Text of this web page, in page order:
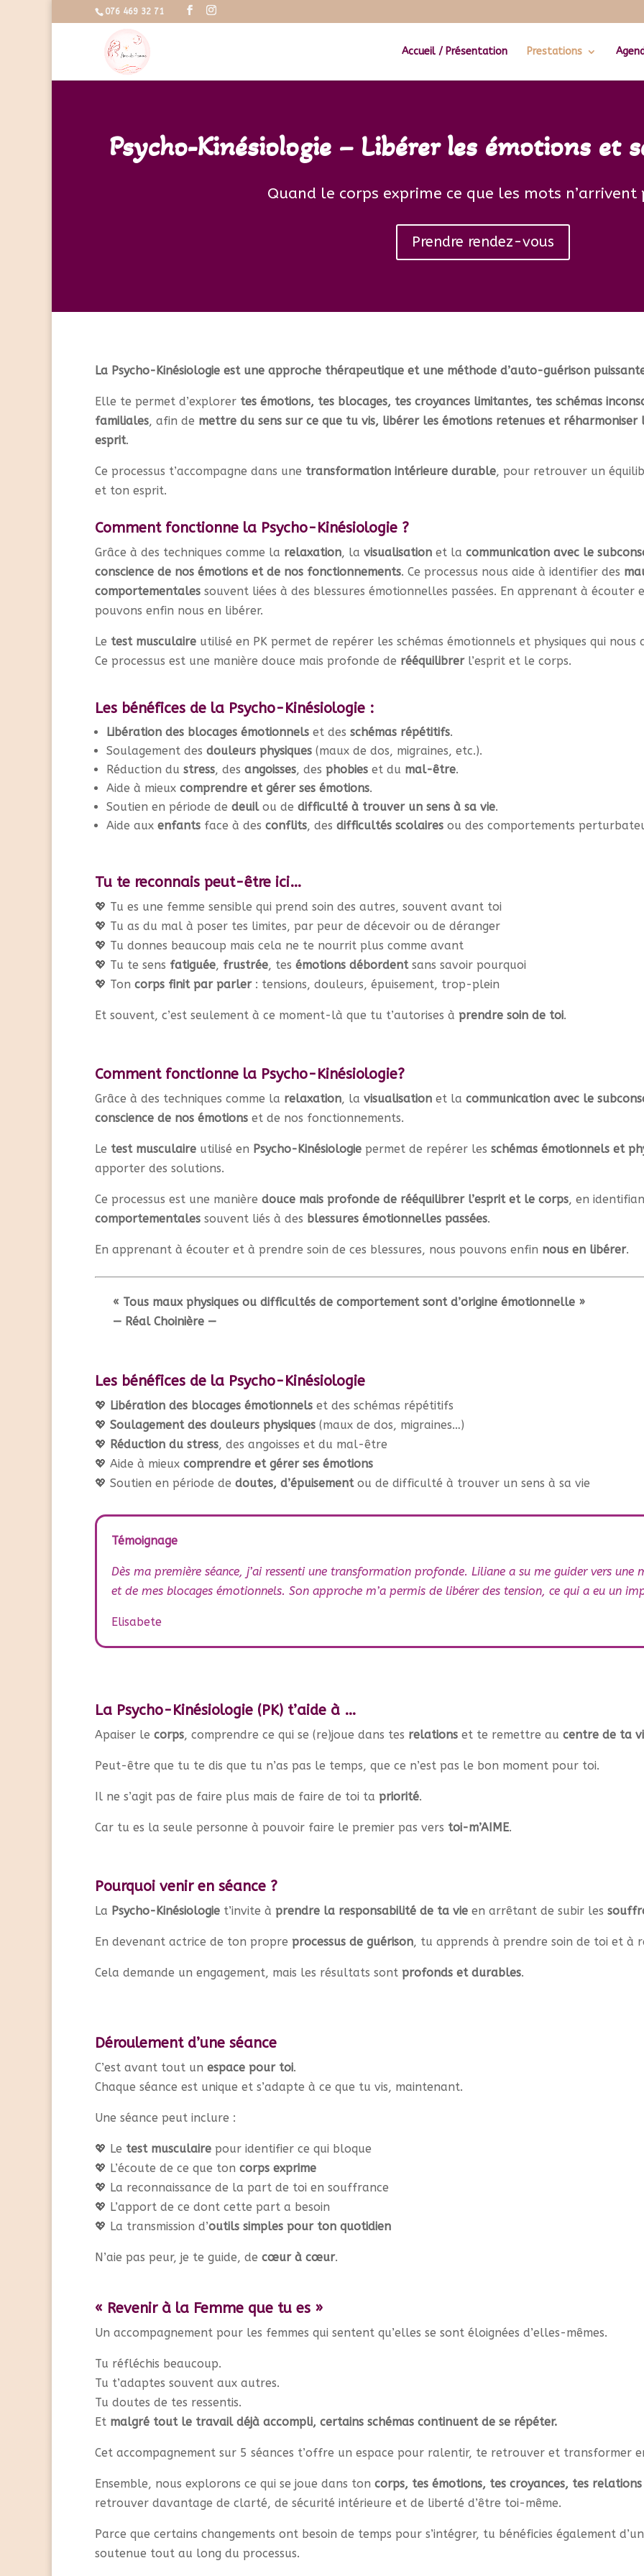
076 469 32 71
Accueil / Présentation Prestations
Psycho-Kinésiologie – Libérer les émotions et
Quand le corps exprime ce que les mots n’arrivent
Prendre rendez-vous
La Psycho-Kinésiologie est une approche thérapeutique et une méthode d’auto-guérison
Elle te permet d’explorer tes émotions, tes blocages, tes croyances limitantes, tes schémas
familiales, afin de mettre du sens sur ce que tu vis, libérer les émotions retenues et
esprit.
Ce processus t’accompagne dans une transformation intérieure durable, pour retrouver un
et ton esprit.
Comment fonctionne la Psycho-Kinésiologie ?
Grâce à des techniques comme la relaxation, la visualisation et la communication avec le
conscience de nos émotions et de nos fonctionnements. Ce processus nous aide à identifier des
comportementales souvent liées à des blessures émotionnelles passées. En apprenant à écouter
pouvons enfin nous en libérer.
Le test musculaire utilisé en PK permet de repérer les schémas émotionnels et physiques qui
Ce processus est une manière douce mais profonde de rééquilibrer l’esprit et le corps.
Les bénéfices de la Psycho-Kinésiologie :
Libération des blocages émotionnels et des schémas répétitifs.
Soulagement des douleurs physiques (maux de dos, migraines, etc.).
Réduction du stress, des angoisses, des phobies et du mal-être.
Aide à mieux comprendre et gérer ses émotions.
Soutien en période de deuil ou de difficulté à trouver un sens à sa vie.
Aide aux enfants face à des conflits, des difficultés scolaires ou des comportements
Tu te reconnais peut-être ici…
💖 Tu es une femme sensible qui prend soin des autres, souvent avant toi
💖 Tu as du mal à poser tes limites, par peur de décevoir ou de déranger
💖 Tu donnes beaucoup mais cela ne te nourrit plus comme avant
💖 Tu te sens fatiguée, frustrée, tes émotions débordentsans savoir pourquoi
💖 Ton corps finit par parler: tensions, douleurs, épuisement, trop-plein
Et souvent, c’est seulement à ce moment-là que tu t’autorises à prendre soin de toi.
Comment fonctionne la Psycho-Kinésiologie?
Grâce à des techniques comme la relaxation, la visualisation et la communication avec le
conscience de nos émotions et de nos fonctionnements.
Le test musculaire utilisé en Psycho-Kinésiologie permet de repérer les schémas émotionnels et
apporter des solutions.
Ce processus est une manière douce mais profonde de rééquilibrer l’esprit et le corps, en
comportementales souvent liés à des blessures émotionnelles passées.
En apprenant à écouter et à prendre soin de ces blessures, nous pouvons enfin nous en libérer.
« Tous maux physiques ou difficultés de comportement sont d’origine émotionnelle »
— Réal Choinière —
Les bénéfices de la Psycho-Kinésiologie
💖 Libération des blocages émotionnels et des schémas répétitifs
💖 Soulagement des douleurs physiques (maux de dos, migraines…)
💖 Réduction du stress, des angoisses et du mal-être
💖 Aide à mieux comprendre et gérer ses émotions
💖 Soutien en période de doutes, d’épuisementou de difficulté à trouver un sens à sa vie
Témoignage
Dès ma première séance, j’ai ressenti une transformation profonde. Liliane a su me guider vers
et de mes blocages émotionnels. Son approche m’a permis de libérer des tension, ce qui a eu un
Elisabete
La Psycho-Kinésiologie (PK) t’aide à …
Apaiser le corps, comprendre ce qui se (re)joue dans tes relations et te remettre au centre de ta
Peut-être que tu te dis que tu n’as pas le temps, que ce n’est pas le bon moment pour toi.
Il ne s’agit pas de faire plus mais de faire de toi ta priorité.
Car tu es la seule personne à pouvoir faire le premier pas vers toi-m’AIME.
Pourquoi venir en séance ?
La Psycho-Kinésiologie t’invite à prendre la responsabilité de ta vie en arrêtant de subir les
En devenant actrice de ton propre processus de guérison, tu apprends à prendre soin de toi et à
Cela demande un engagement, mais les résultats sont profonds et durables.
Déroulement d’une séance
C’est avant tout un espace pour toi.
Chaque séance est unique et s’adapte à ce que tu vis, maintenant.
Une séance peut inclure :
💖 Le test musculaire pour identifier ce qui bloque
💖 L’écoute de ce que ton corps exprime
💖 La reconnaissance de la part de toi en souffrance
💖 L’apport de ce dont cette part a besoin
💖 La transmission d’outils simples pour ton quotidien
N’aie pas peur, je te guide, de cœur à cœur.
« Revenir à la Femme que tu es »
Un accompagnement pour les femmes qui sentent qu’elles se sont éloignées d’elles-mêmes.
Tu réfléchis beaucoup.
Tu t’adaptes souvent aux autres.
Tu doutes de tes ressentis.
Et malgré tout le travail déjà accompli, certains schémas continuent de se répéter.
Cet accompagnement sur 5 séances t’offre un espace pour ralentir, te retrouver et transformer
Ensemble, nous explorons ce qui se joue dans ton corps, tes émotions, tes croyances, tes
retrouver davantage de clarté, de sécurité intérieure et de liberté d’être toi-même.
Parce que certains changements ont besoin de temps pour s’intégrer, tu bénéficies également
soutenue tout au long du processus.